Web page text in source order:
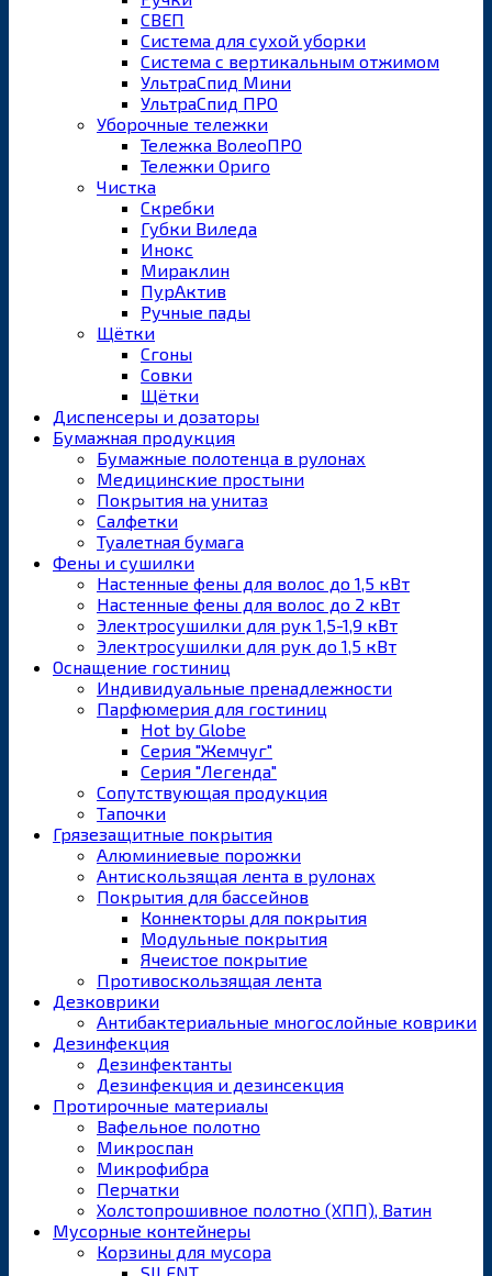
СВЕП
Система для сухой уборки
Система с вертикальным отжимом
УльтраСпид Мини
УльтраСпид ПРО
Уборочные тележки
Тележка ВолеоПРО
Тележки Ориго
Чистка
Скребки
Губки Виледа
Инокс
Мираклин
ПурАктив
Ручные пады
Щётки
Сгоны
Совки
Щётки
Диспенсеры и дозаторы
Бумажная продукция
Бумажные полотенца в рулонах
Медицинские простыни
Покрытия на унитаз
Салфетки
Туалетная бумага
Фены и сушилки
Настенные фены для волос до 1,5 кВт
Настенные фены для волос до 2 кВт
Электросушилки для рук 1,5-1,9 кВт
Электросушилки для рук до 1,5 кВт
Оснащение гостиниц
Индивидуальные пренадлежности
Парфюмерия для гостиниц
Hot by Globe
Серия "Жемчуг"
Серия "Легенда"
Сопутствующая продукция
Тапочки
Грязезащитные покрытия
Алюминиевые порожки
Антискользящая лента в рулонах
Покрытия для бассейнов
Коннекторы для покрытия
Модульные покрытия
Ячеистое покрытие
Противоскользящая лента
Дезковрики
Антибактериальные многослойные коврики
Дезинфекция
Дезинфектанты
Дезинфекция и дезинсекция
Протирочные материалы
Вафельное полотно
Микроспан
Микрофибра
Перчатки
Холстопрошивное полотно (ХПП), Ватин
Мусорные контейнеры
Корзины для мусора